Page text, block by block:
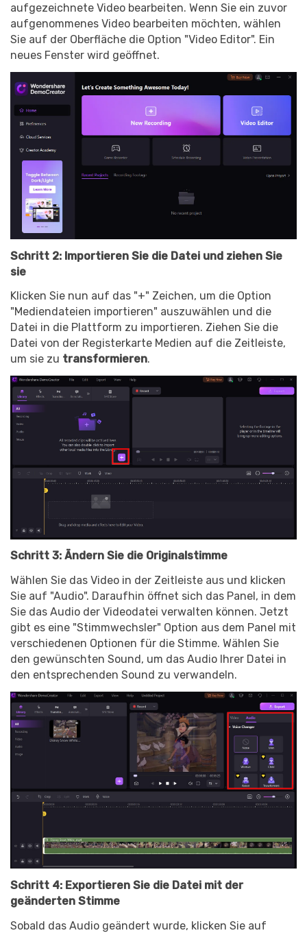
aufgezeichnete Video bearbeiten. Wenn Sie ein zuvor
aufgenommenes Video bearbeiten möchten, wählen
Sie auf der Oberfläche die Option "Video Editor". Ein
neues Fenster wird geöffnet.
Schritt 2: Importieren Sie die Datei und ziehen Sie
sie
Klicken Sie nun auf das "+" Zeichen, um die Option
"Mediendateien importieren" auszuwählen und die
Datei in die Plattform zu importieren. Ziehen Sie die
Datei von der Registerkarte Medien auf die Zeitleiste,
um sie zu transformieren.
Schritt 3: Ändern Sie die Originalstimme
Wählen Sie das Video in der Zeitleiste aus und klicken
Sie auf "Audio". Daraufhin öffnet sich das Panel, in dem
Sie das Audio der Videodatei verwalten können. Jetzt
gibt es eine "Stimmwechsler" Option aus dem Panel mit
verschiedenen Optionen für die Stimme. Wählen Sie
den gewünschten Sound, um das Audio Ihrer Datei in
den entsprechenden Sound zu verwandeln.
Schritt 4: Exportieren Sie die Datei mit der
geänderten Stimme
Sobald das Audio geändert wurde, klicken Sie auf